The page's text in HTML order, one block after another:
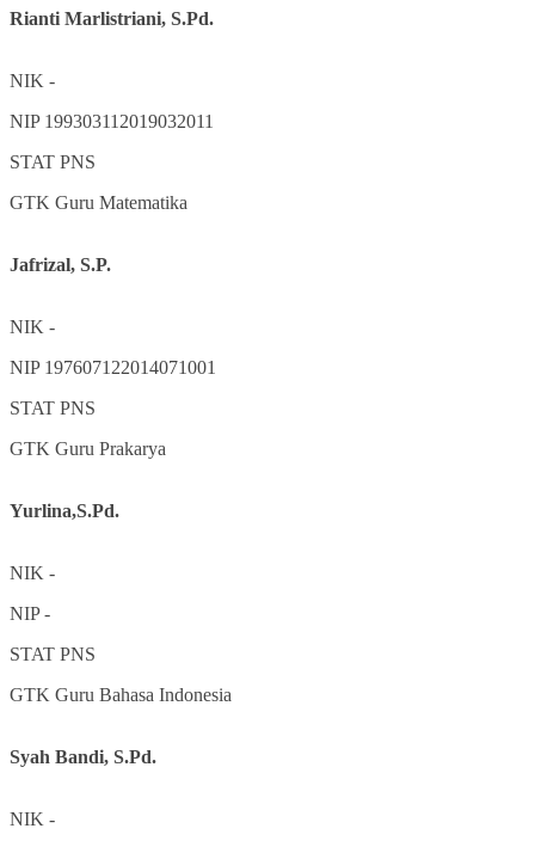
Rianti Marlistriani, S.Pd.
NIK -
NIP 199303112019032011
STAT PNS
GTK Guru Matematika
Jafrizal, S.P.
NIK -
NIP 197607122014071001
STAT PNS
GTK Guru Prakarya
Yurlina,S.Pd.
NIK -
NIP-
STAT PNS
GTK Guru Bahasa Indonesia
Syah Bandi, S.Pd.
NIK -